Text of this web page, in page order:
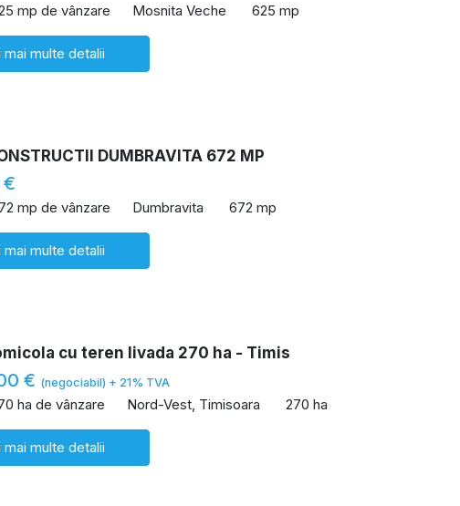
mp de vânzare Mosnita Veche 625 mp
mai multe detalii
DUMBRAVITA 672 MP
€
mp de vânzare Dumbravita 672 mp
mai multe detalii
cu teren livada 270 ha - Timis
€ (negociabil) + 21% TVA
ha de vânzare Nord-Vest, Timisoara 270 ha
mai multe detalii